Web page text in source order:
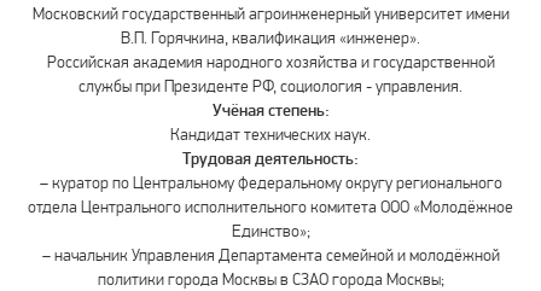
Московский государственный агроинженерный университет имени
В.П. Горячкина, квалификация «инженер».
Российская академия народного хозяйства и государственной
службы при Президенте РФ, социология - управления.
Учёная степень:
Кандидат технических наук.
Трудовая деятельность:
– куратор по Центральному федеральному округу регионального
отдела Центрального исполнительного комитета ООО «Молодёжное
Единство»;
– начальник Управления Департамента семейной и молодёжной
политики города Москвы в СЗАО города Москвы;